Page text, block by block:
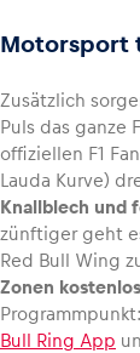
Motorsport
Zusätzlich
Puls das ganze
offiziellen F1
Lauda Kurve)
Knallblech und
zünftiger geht
Red Bull Wing
Zonen
Programmpunkt:
Bull Ring App